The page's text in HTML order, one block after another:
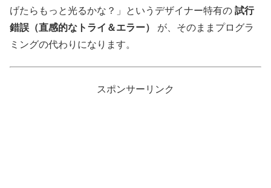
げたらもっと光るかな？」というデザイナー特有の 試行
錯誤（直感的なトライ＆エラー）
が、そのままプログラ
ミングの代わりになります。
スポンサーリンク